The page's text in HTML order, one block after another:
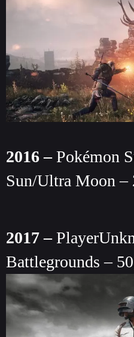
2016 –Pokémon
Sun/Ultra Moon –
2017 –
Battlegrounds –